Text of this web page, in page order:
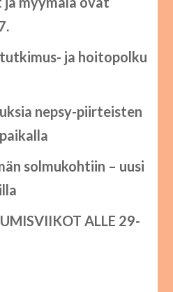
ja hoitopolku
nepsy-piirteisten
solmukohtiin – uusi
ALLE 29-